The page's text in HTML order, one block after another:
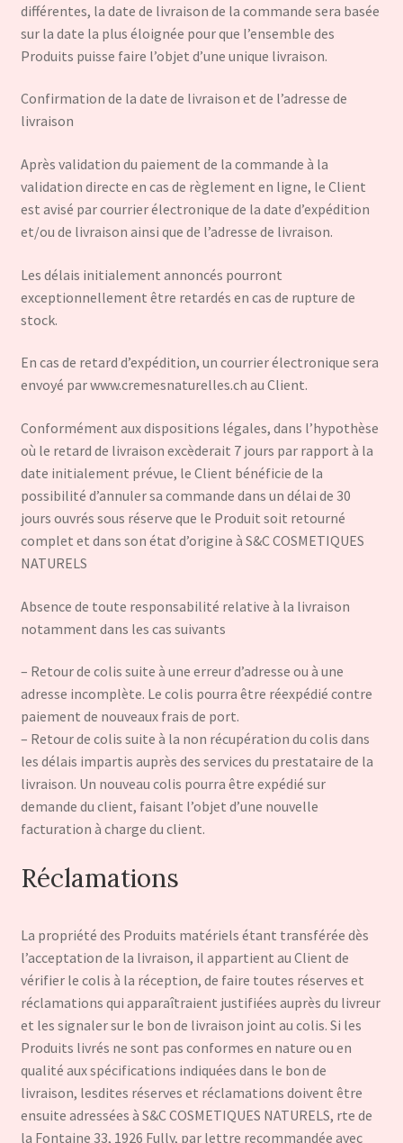
différentes, la date de livraison de la commande sera basée
sur la date la plus éloignée pour que l’ensemble des
Produits puisse faire l’objet d’une unique livraison.
Confirmation de la date de livraison et de l’adresse de
livraison
Après validation du paiement de la commande à la
validation directe en cas de règlement en ligne, le Client
est avisé par courrier électronique de la date d’expédition
et/ou de livraison ainsi que de l’adresse de livraison.
Les délais initialement annoncés pourront
exceptionnellement être retardés en cas de rupture de
stock.
En cas de retard d’expédition, un courrier électronique sera
envoyé par www.cremesnaturelles.ch au Client.
Conformément aux dispositions légales, dans l’hypothèse
où le retard de livraison excèderait 7 jours par rapport à la
date initialement prévue, le Client bénéficie de la
possibilité d’annuler sa commande dans un délai de 30
jours ouvrés sous réserve que le Produit soit retourné
complet et dans son état d’origine à S&C COSMETIQUES
NATURELS
Absence de toute responsabilité relative à la livraison
notamment dans les cas suivants
– Retour de colis suite à une erreur d’adresse ou à une
adresse incomplète. Le colis pourra être réexpédié contre
paiement de nouveaux frais de port.
– Retour de colis suite à la non récupération du colis dans
les délais impartis auprès des services du prestataire de la
livraison. Un nouveau colis pourra être expédié sur
demande du client, faisant l’objet d’une nouvelle
facturation à charge du client.
Réclamations
La propriété des Produits matériels étant transférée dès
l’acceptation de la livraison, il appartient au Client de
vérifier le colis à la réception, de faire toutes réserves et
réclamations qui apparaîtraient justifiées auprès du livreur
et les signaler sur le bon de livraison joint au colis. Si les
Produits livrés ne sont pas conformes en nature ou en
qualité aux spécifications indiquées dans le bon de
livraison, lesdites réserves et réclamations doivent être
ensuite adressées à S&C COSMETIQUES NATURELS, rte de
la Fontaine 33, 1926 Fully, par lettre recommandée avec